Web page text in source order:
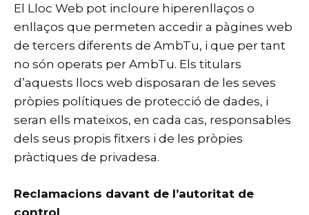
El Lloc Web pot incloure hiperenllaços o
enllaços que permeten accedir a pàgines web
de tercers diferents de AmbTu, i que per tant
no són operats per AmbTu. Els titulars
d’aquests llocs web disposaran de les seves
pròpies polítiques de protecció de dades, i
seran ells mateixos, en cada cas, responsables
dels seus propis fitxers i de les pròpies
pràctiques de privadesa.
Reclamacions davant de l’autoritat de
control